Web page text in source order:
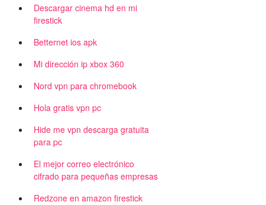
Descargar cinema hd en mi
firestick
Betternet ios apk
Mi dirección ip xbox 360
Nord vpn para chromebook
Hola gratis vpn pc
Hide me vpn descarga gratuita
para pc
El mejor correo electrónico
cifrado para pequeñas empresas
Redzone en amazon firestick